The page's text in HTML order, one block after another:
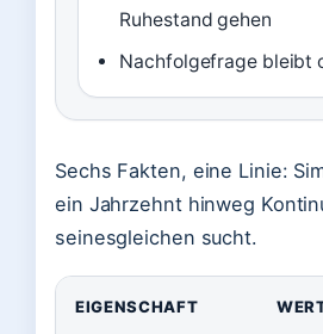
Ruhestand gehen
Nachfolgefrage bleibt
Sechs Fakten, eine Linie:
ein Jahrzehnt hinweg
seinesgleichen sucht.
EIGENSCHAFT